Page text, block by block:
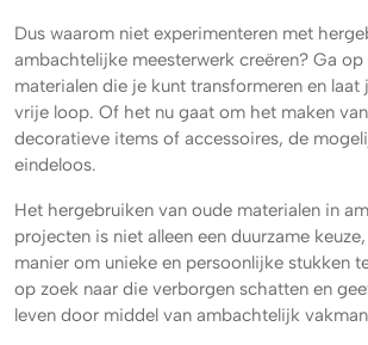
Dus waarom niet experimenteren met
ambachtelijke meesterwerk creëren? Ga
materialen die je kunt transformeren en
vrije loop. Of het nu gaat om het maken
decoratieve items of accessoires, de
eindeloos.
Het hergebruiken van oude materialen in
projecten is niet alleen een duurzame
manier om unieke en persoonlijke stukken
op zoek naar die verborgen schatten en
leven door middel van ambachtelijk